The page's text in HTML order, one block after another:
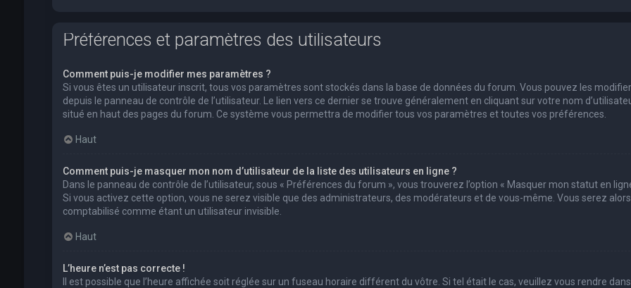
Préférences et paramètres des utilisateurs
Comment puis-je modifier mes paramètres ?
Si vous êtes un utilisateur inscrit, tous vos paramètres sont stockés dans la base de données du forum. Vous pouvez les modifier
depuis le panneau de contrôle de l’utilisateur. Le lien vers ce dernier se trouve généralement en cliquant sur votre nom
situé en haut des pages du forum. Ce système vous permettra de modifier tous vos paramètres et toutes vos préférences.
Haut
Comment puis-je masquer mon nom d’utilisateur de la liste des utilisateurs en ligne ?
Dans le panneau de contrôle de l’utilisateur, sous « Préférences du forum », vous trouverez l’option « Masquer mon statut en
Si vous activez cette option, vous ne serez visible que des administrateurs, des modérateurs et de vous-même. Vous serez alors
comptabilisé comme étant un utilisateur invisible.
Haut
L’heure n’est pas correcte !
Il est possible que l’heure affichée soit réglée sur un fuseau horaire différent du vôtre. Si tel était le cas, veuillez vous rendre